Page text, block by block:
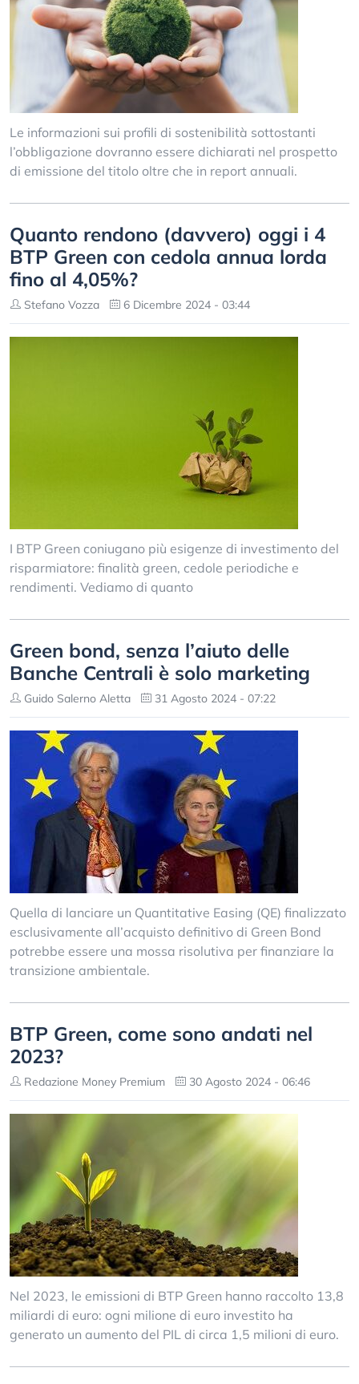
Le informazioni sui profili di sostenibilità sottostanti
l’obbligazione dovranno essere dichiarati nel prospetto
di emissione del titolo oltre che in report annuali.
Quanto rendono (davvero) oggi i 4
BTP Green con cedola annua lorda
fino al 4,05%?
Stefano Vozza 6 Dicembre 2024 - 03:44
I BTP Green coniugano più esigenze di investimento del
risparmiatore: finalità green, cedole periodiche e
rendimenti. Vediamo di quanto
Green bond, senza l’aiuto delle
Banche Centrali è solo marketing
Guido Salerno Aletta 31 Agosto 2024 - 07:22
Quella di lanciare un Quantitative Easing (QE) finalizzato
esclusivamente all’acquisto definitivo di Green Bond
potrebbe essere una mossa risolutiva per finanziare la
transizione ambientale.
BTP Green, come sono andati nel
2023?
Redazione Money Premium 30 Agosto 2024 - 06:46
Nel 2023, le emissioni di BTP Green hanno raccolto 13,8
miliardi di euro: ogni milione di euro investito ha
generato un aumento del PIL di circa 1,5 milioni di euro.